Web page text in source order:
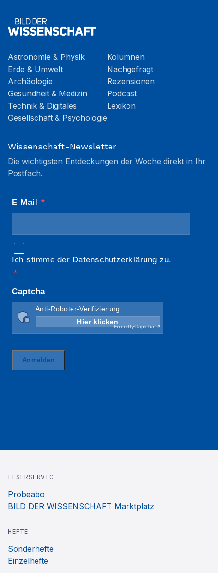
Astronomie & Physik
Erde & Umwelt
Archäologie
Gesundheit & Medizin
Technik & Digitales
Gesellschaft & Psychologie
Kolumnen
Nachgefragt
Rezensionen
Podcast
Lexikon
Wissenschaft-Newsletter
Die wichtigsten Entdeckungen der Woche direkt in Ihr
Postfach.
LESERSERVICE
Probeabo
BILD DER WISSENSCHAFT Marktplatz
HEFTE
Sonderhefte
Einzelhefte